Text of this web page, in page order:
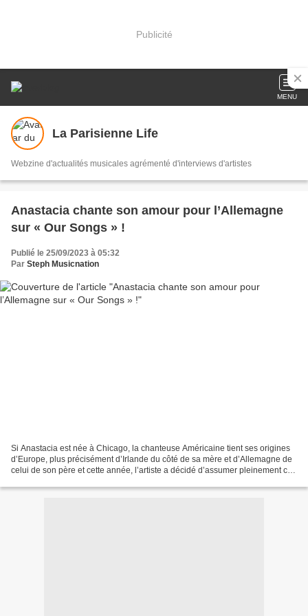
Publicité
MENU
La Parisienne Life
Webzine d'actualités musicales agrémenté d'interviews d'artistes
Anastacia chante son amour pour l’Allemagne
sur « Our Songs » !
Publié le 25/09/2023 à 05:32
Par Steph Musicnation
Si Anastacia est née à Chicago, la chanteuse Américaine tient ses origines
d’Europe, plus précisément d’Irlande du côté de sa mère et d’Allemagne de
celui de son père et cette année, l’artiste a décidé d’assumer pleinement ce